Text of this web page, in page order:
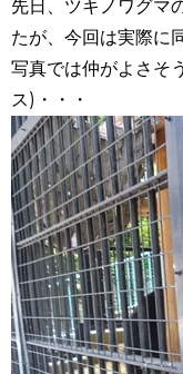
先日、ツキノワグマ
たが、今回は実際に
写真では仲がよさそ
ス)・・・